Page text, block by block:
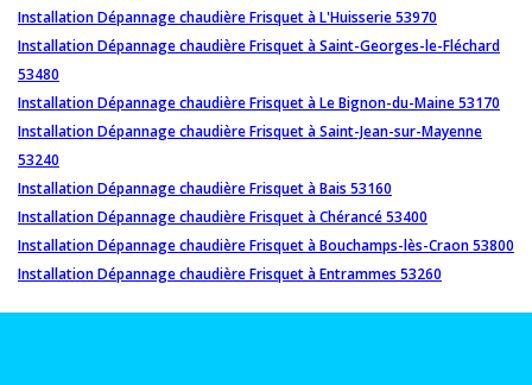
Installation Dépannage chaudière Frisquet à L'Huisserie 53970
Installation Dépannage chaudière Frisquet à Saint-Georges-le-Fléchard
53480
Installation Dépannage chaudière Frisquet à Le Bignon-du-Maine 53170
Installation Dépannage chaudière Frisquet à Saint-Jean-sur-Mayenne
53240
Installation Dépannage chaudière Frisquet à Bais 53160
Installation Dépannage chaudière Frisquet à Chérancé 53400
Installation Dépannage chaudière Frisquet à Bouchamps-lès-Craon 53800
Installation Dépannage chaudière Frisquet à Entrammes 53260